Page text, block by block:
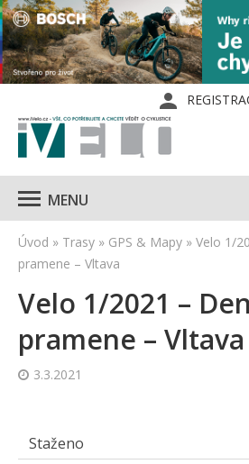
MENU
Úvod » Trasy » GPS & Mapy » Velo 1/
pramene – Vltava
Velo 1/2021 –
pramene – Vltava
3.3.2021
Staženo